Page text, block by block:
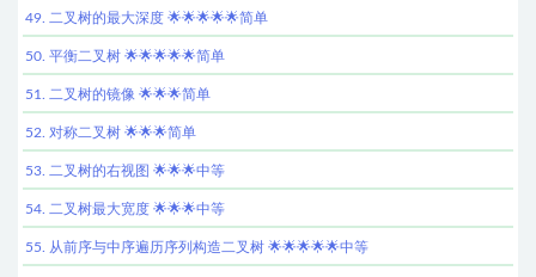
49. 二叉树的最大深度 🌟🌟🌟🌟🌟简单
50. 平衡二叉树 🌟🌟🌟🌟🌟简单
51. 二叉树的镜像 🌟🌟🌟简单
52. 对称二叉树 🌟🌟🌟简单
53. 二叉树的右视图 🌟🌟🌟中等
54. 二叉树最大宽度 🌟🌟🌟中等
55. 从前序与中序遍历序列构造二叉树 🌟🌟🌟🌟🌟中等